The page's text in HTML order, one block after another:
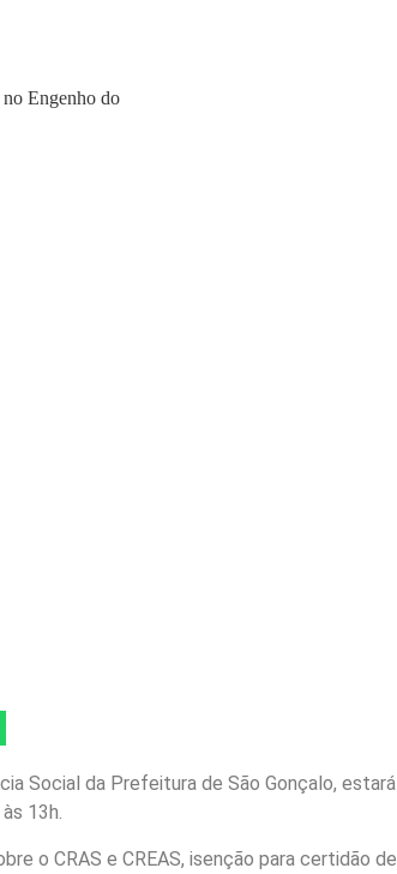
Social da Prefeitura de São Gonçalo, estará
13h.
o CRAS e CREAS, isenção para certidão de